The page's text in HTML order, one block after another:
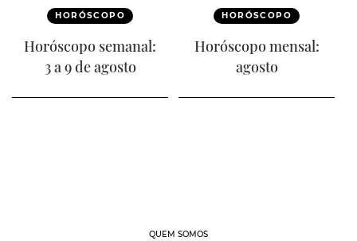
HORÓSCOPO
Horóscopo semanal:
3 a 9 de agosto
HORÓSCOPO
Horóscopo mensal:
agosto
QUEM SOMOS